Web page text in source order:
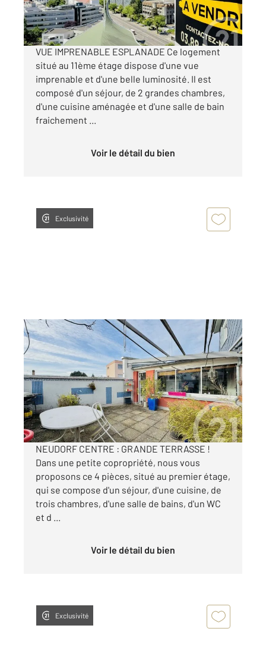
Visiter le site dédié
VUE IMPRENABLE ESPLANADE Ce logement
situé au 11ème étage dispose d'une vue
imprenable et d'une belle luminosité. Il est
composé d'un séjour, de 2 grandes chambres,
d'une cuisine aménagée et d'une salle de bain
fraichement ...
Voir le détail du bien
Exclusivité
STRASBOURG 67
91,18 m , 4 pièces
Ref : 23830
Appartement 3-4P à vendre
280 000 €
Visiter le site dédié
NEUDORF CENTRE : GRANDE TERRASSE !
Dans une petite copropriété, nous vous
proposons ce 4 pièces, situé au premier étage,
qui se compose d'un séjour, d'une cuisine, de
trois chambres, d'une salle de bains, d'un WC
et d ...
Voir le détail du bien
Exclusivité